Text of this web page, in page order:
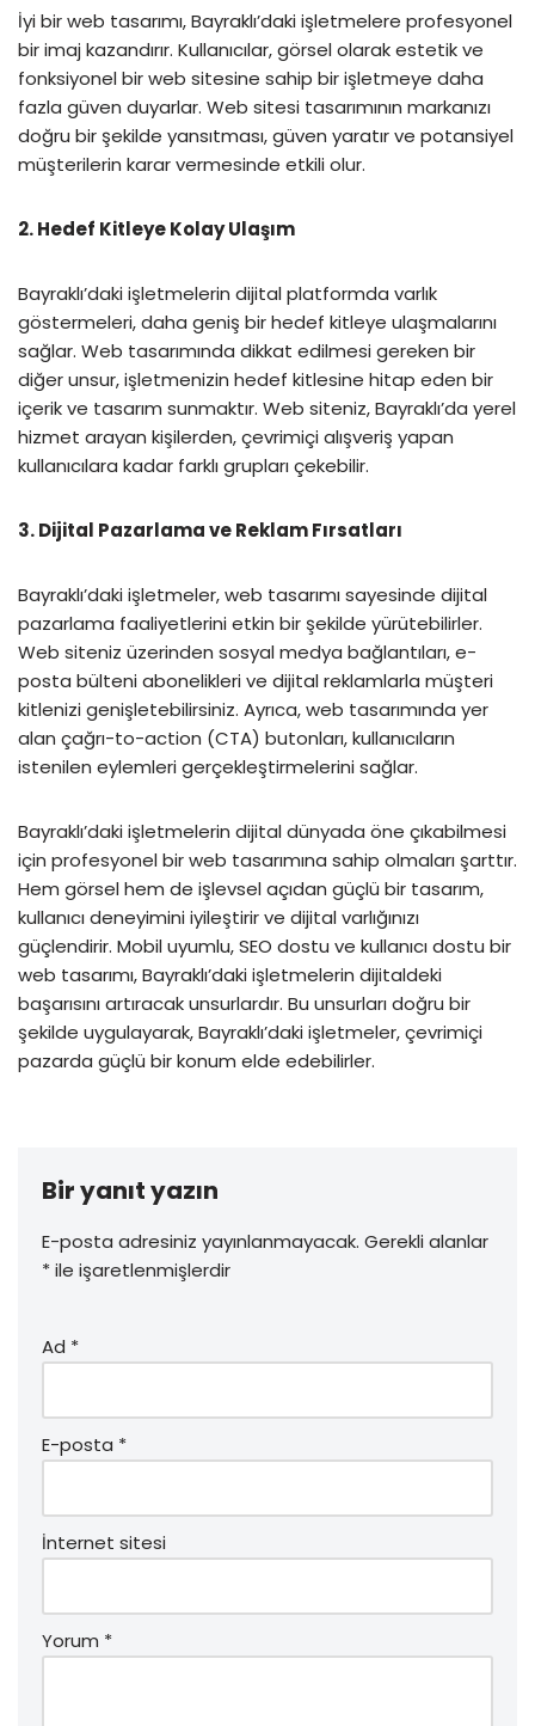
İyi bir web tasarımı, Bayraklı’daki işletmelere profesyonel
bir imaj kazandırır. Kullanıcılar, görsel olarak estetik ve
fonksiyonel bir web sitesine sahip bir işletmeye daha
fazla güven duyarlar. Web sitesi tasarımının markanızı
doğru bir şekilde yansıtması, güven yaratır ve potansiyel
müşterilerin karar vermesinde etkili olur.
2. Hedef Kitleye Kolay Ulaşım
Bayraklı’daki işletmelerin dijital platformda varlık
göstermeleri, daha geniş bir hedef kitleye ulaşmalarını
sağlar. Web tasarımında dikkat edilmesi gereken bir
diğer unsur, işletmenizin hedef kitlesine hitap eden bir
içerik ve tasarım sunmaktır. Web siteniz, Bayraklı’da yerel
hizmet arayan kişilerden, çevrimiçi alışveriş yapan
kullanıcılara kadar farklı grupları çekebilir.
3. Dijital Pazarlama ve Reklam Fırsatları
Bayraklı’daki işletmeler, web tasarımı sayesinde dijital
pazarlama faaliyetlerini etkin bir şekilde yürütebilirler.
Web siteniz üzerinden sosyal medya bağlantıları, e-
posta bülteni abonelikleri ve dijital reklamlarla müşteri
kitlenizi genişletebilirsiniz. Ayrıca, web tasarımında yer
alan çağrı-to-action (CTA) butonları, kullanıcıların
istenilen eylemleri gerçekleştirmelerini sağlar.
Bayraklı’daki işletmelerin dijital dünyada öne çıkabilmesi
için profesyonel bir web tasarımına sahip olmaları şarttır.
Hem görsel hem de işlevsel açıdan güçlü bir tasarım,
kullanıcı deneyimini iyileştirir ve dijital varlığınızı
güçlendirir. Mobil uyumlu, SEO dostu ve kullanıcı dostu bir
web tasarımı, Bayraklı’daki işletmelerin dijitaldeki
başarısını artıracak unsurlardır. Bu unsurları doğru bir
şekilde uygulayarak, Bayraklı’daki işletmeler, çevrimiçi
pazarda güçlü bir konum elde edebilirler.
Bir yanıt yazın
E-posta adresiniz yayınlanmayacak. Gerekli alanlar
*ile işaretlenmişlerdir
Ad *
E-posta *
İnternet sitesi
Yorum *